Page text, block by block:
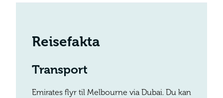
Reisefakta
Transport
Emirates flyr til Melbourne via Dubai. Du kan